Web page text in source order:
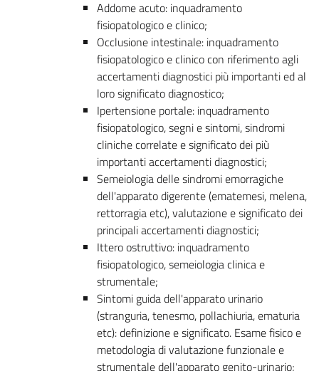
Addome acuto: inquadramento
fisiopatologico e clinico;
Occlusione intestinale: inquadramento
fisiopatologico e clinico con riferimento agli
accertamenti diagnostici più importanti ed al
loro significato diagnostico;
Ipertensione portale: inquadramento
fisiopatologico, segni e sintomi, sindromi
cliniche correlate e significato dei più
importanti accertamenti diagnostici;
Semeiologia delle sindromi emorragiche
dell'apparato digerente (ematemesi, melena,
rettorragia etc), valutazione e significato dei
principali accertamenti diagnostici;
Ittero ostruttivo: inquadramento
fisiopatologico, semeiologia clinica e
strumentale;
Sintomi guida dell'apparato urinario
(stranguria, tenesmo, pollachiuria, ematuria
etc): definizione e significato. Esame fisico e
metodologia di valutazione funzionale e
strumentale dell'apparato genito-urinario;